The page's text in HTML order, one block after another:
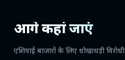
आगे कहां जाएं
एशियाई बाजारों के लिए धोखाधड़ी विरोधी